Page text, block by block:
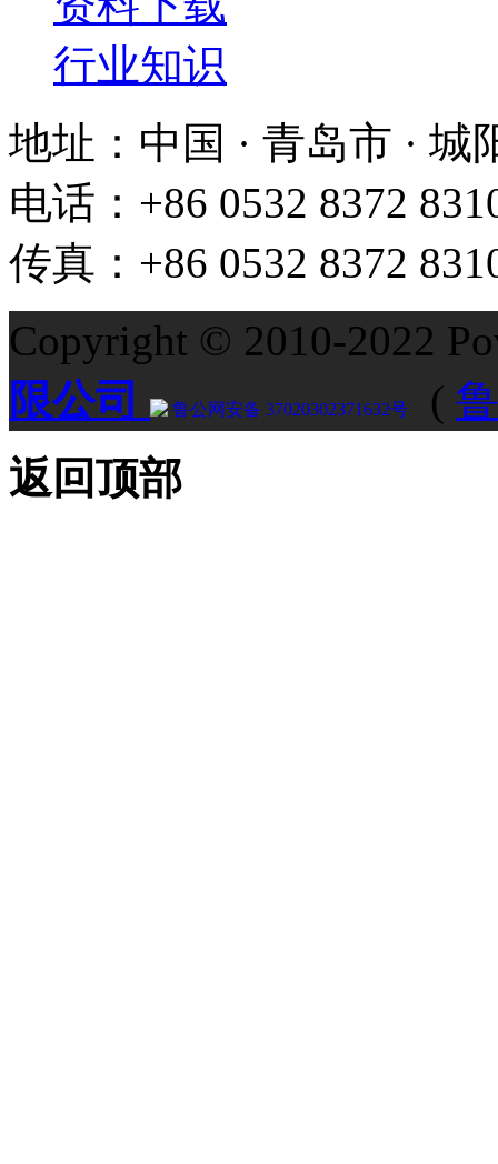
行业知识
地址：中国 · 青岛市 · 城
电话：+86 0532 8372
传真：+86 0532 8372
Copyright © 2010-2022
限公司
鲁公网安备 37020302371632号 (
返回顶部